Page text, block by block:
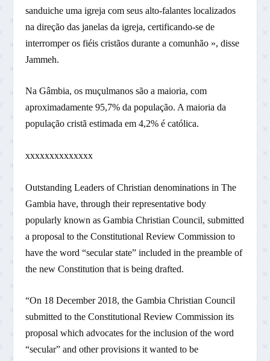
sanduiche uma igreja com seus alto-falantes localizados
na direção das janelas da igreja, certificando-se de
interromper os fiéis cristãos durante a comunhão », disse
Jammeh.
Na Gâmbia, os muçulmanos são a maioria, com
aproximadamente 95,7% da população. A maioria da
população cristã estimada em 4,2% é católica.
xxxxxxxxxxxxxx
Outstanding Leaders of Christian denominations in The
Gambia have, through their representative body
popularly known as Gambia Christian Council, submitted
a proposal to the Constitutional Review Commission to
have the word “secular state” included in the preamble of
the new Constitution that is being drafted.
“On 18 December 2018, the Gambia Christian Council
submitted to the Constitutional Review Commission its
proposal which advocates for the inclusion of the word
“secular” and other provisions it wanted to be